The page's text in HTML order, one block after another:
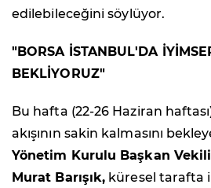
edilebileceğini söylüyor.
"BORSA İSTANBUL'DA
BEKLİYORUZ"
Bu hafta (22-26 Haziran
akışının sakin kalmasını
Yönetim Kurulu Başkan
Murat Barışık, küresel tarafta